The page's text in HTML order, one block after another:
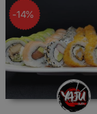
-14%